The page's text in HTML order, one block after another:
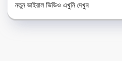
নতুন ভাইরাল ভিডিও এখুনি দেখুন